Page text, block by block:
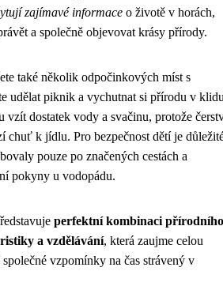
zajímavé informace o životě v horách,
a společně objevovat krásy přírody.
také několik odpočinkových míst s
udělat piknik a vychutnat si přírodu v
vzít dostatek vody a svačinu, protože
chuť k jídlu. Pro bezpečnost dětí je
pouze po značených cestách a
pokyny u vodopádu.
perfektní kombinaci přírodního
a vzdělávání, která zaujme celou
vzpomínky na čas strávený v